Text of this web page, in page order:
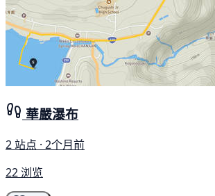
華嚴瀑布
2 站点 · 2个月前
22 浏览